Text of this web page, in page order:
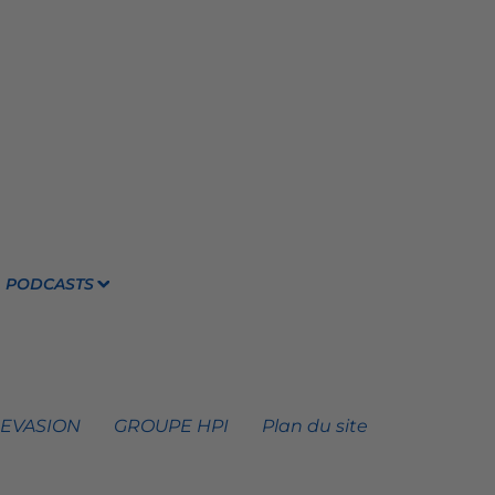
PODCASTS
GROUPE HPI Plan du site